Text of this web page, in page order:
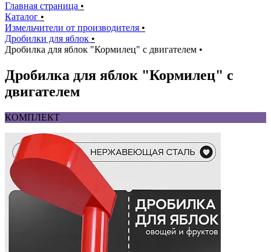
Главная страница •
Каталог •
Измельчители от производителя •
Дробилки для яблок •
Дробилка для яблок "Кормилец" с двигателем •
Дробилка для яблок "Кормилец" с
двигателем
КОМПЛЕКТ